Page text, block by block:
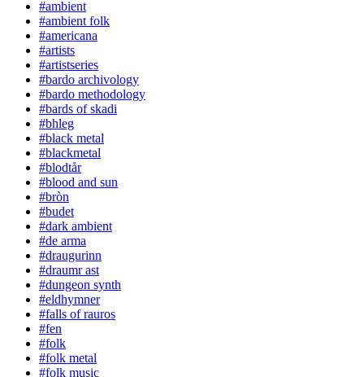
#ambient
#ambient folk
#americana
#artists
#artistseries
#bardo archivology
#bardo methodology
#bards of skadi
#bhleg
#black metal
#blackmetal
#blodtår
#blood and sun
#bròn
#budet
#dark ambient
#de arma
#draugurinn
#draumr ast
#dungeon synth
#eldhymner
#falls of rauros
#fen
#folk
#folk metal
#folk music